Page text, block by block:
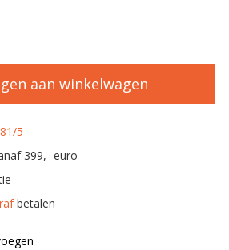
aan winkelwagen
5
399,- euro
betalen